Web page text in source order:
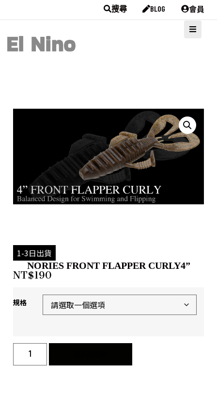
搜尋 BLOG 會員
1-3日出貨
NORIES FRONT FLAPPER CURLY4”
NT$190
規格